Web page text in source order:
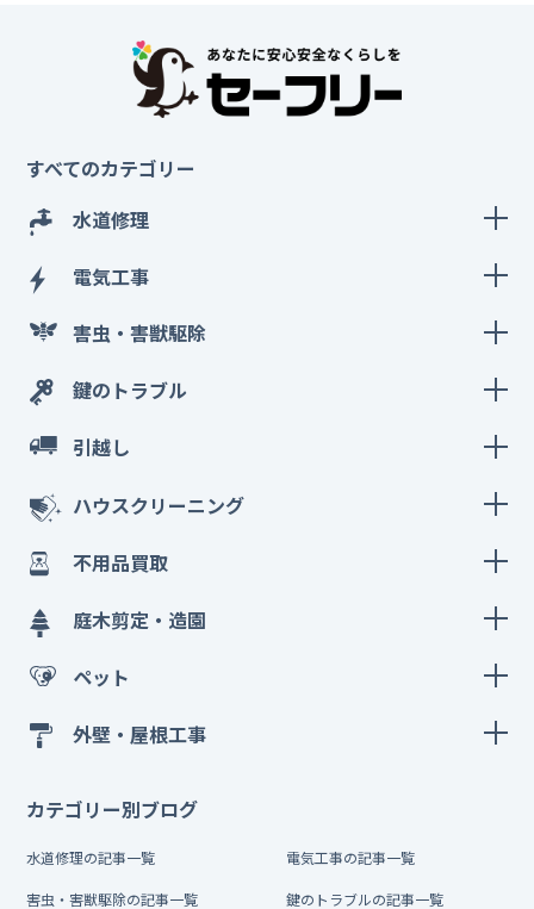
すべてのカテゴリー
水道修理
電気工事
害虫・害獣駆除
鍵のトラブル
引越し
ハウスクリーニング
不用品買取
庭木剪定・造園
ペット
外壁・屋根工事
カテゴリー別ブログ
水道修理の記事一覧 電気工事の記事一覧
害虫・害獣駆除の記事一覧 鍵のトラブルの記事一覧